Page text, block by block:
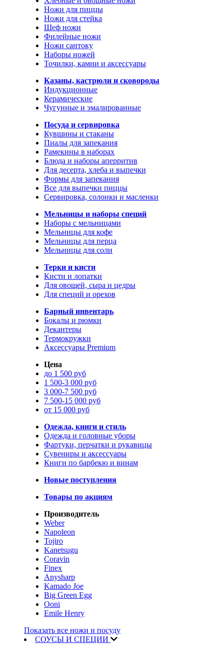
Ножи для пиццы
Ножи для стейка
Шеф ножи
Филейные ножи
Ножи сантоку
Наборы ножей
Точилки, камни и аксессуары
Казаны, кастрюли и сковороды
Индукционные
Керамические
Чугунные и эмалированные
Посуда и сервировка
Кувшины и стаканы
Пиалы для запекания
Рамекины в наборах
Блюда и наборы аперритив
Для десерта, хлеба и выпечки
Формы для запекания
Все для выпечки пиццы
Сервировка, солонки и масленки
Мельницы и наборы специй
Наборы с мельницами
Мельницы для кофе
Мельницы для перца
Мельницы для соли
Терки и кисти
Кисти и лопатки
Для овощей, сыра и цедры
Для специй и орехов
Барный инвентарь
Бокалы и рюмки
Декантеры
Термокружки
Аксессуары Premium
Цена
до 1 500 руб
1 500-3 000 руб
3 000-7 500 руб
7 500-15 000 руб
от 15 000 руб
Одежда, книги и стиль
Одежда и головные уборы
Фартуки, перчатки и рукавицы
Сувениры и аксессуары
Книги по барбекю и винам
Новые поступления
Товары по акциям
Производитель
Weber
Napoleon
Tojiro
Kanetsugu
Coravin
Finex
Anysharp
Kamado Joe
Big Green Egg
Ooni
Emile Henry
Показать все ножи и посуду
СОУСЫ И СПЕЦИИ